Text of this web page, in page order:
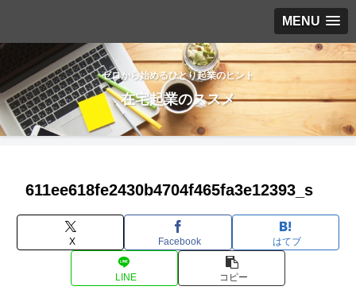
MENU
ゼロから始めるひとり起業のヒント
在宅起業のススメ
611ee618fe2430b4704f465fa3e12393_s
X Facebook はてブ
LINE コピー